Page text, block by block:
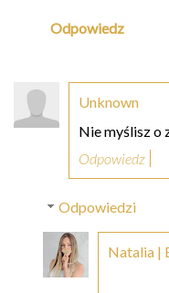
Odpowiedz
Unknown
Nie myślisz o
Odpowiedz
Odpowiedzi
Natalia |